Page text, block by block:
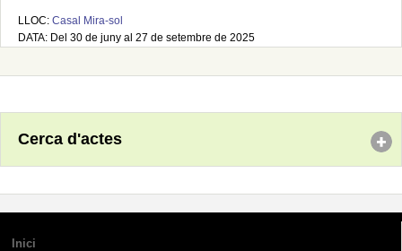
LLOC: Casal Mira-sol
DATA: Del 30 de juny al 27 de setembre de 2025
Cerca d'actes
Inici